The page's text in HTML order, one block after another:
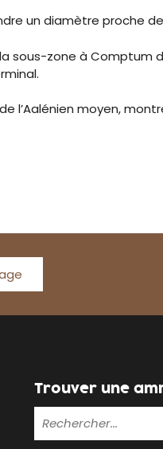
un diamètre proche
sous-zone à Comptum
de l’Aalénien moyen,
Trouver une